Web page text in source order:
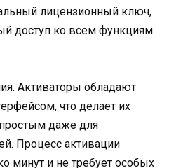
лицензионный ключ,
доступ ко всем функциям
Активаторы обладают
что делает их
даже для
Процесс активации
минут и не требует особых